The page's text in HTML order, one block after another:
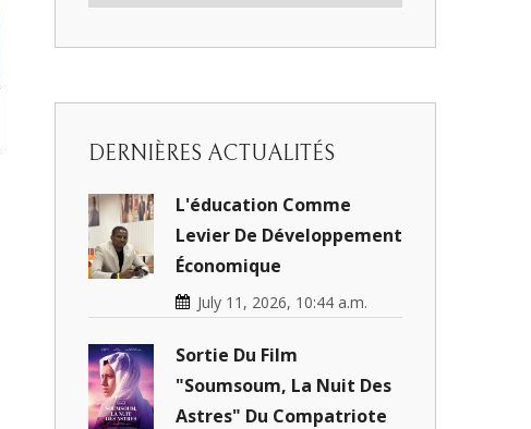
DERNIÈRES ACTUALITÉS
L'éducation Comme
Levier De Développement
Économique
July 11, 2026, 10:44 a.m.
Sortie Du Film
"Soumsoum, La Nuit Des
Astres" Du Compatriote